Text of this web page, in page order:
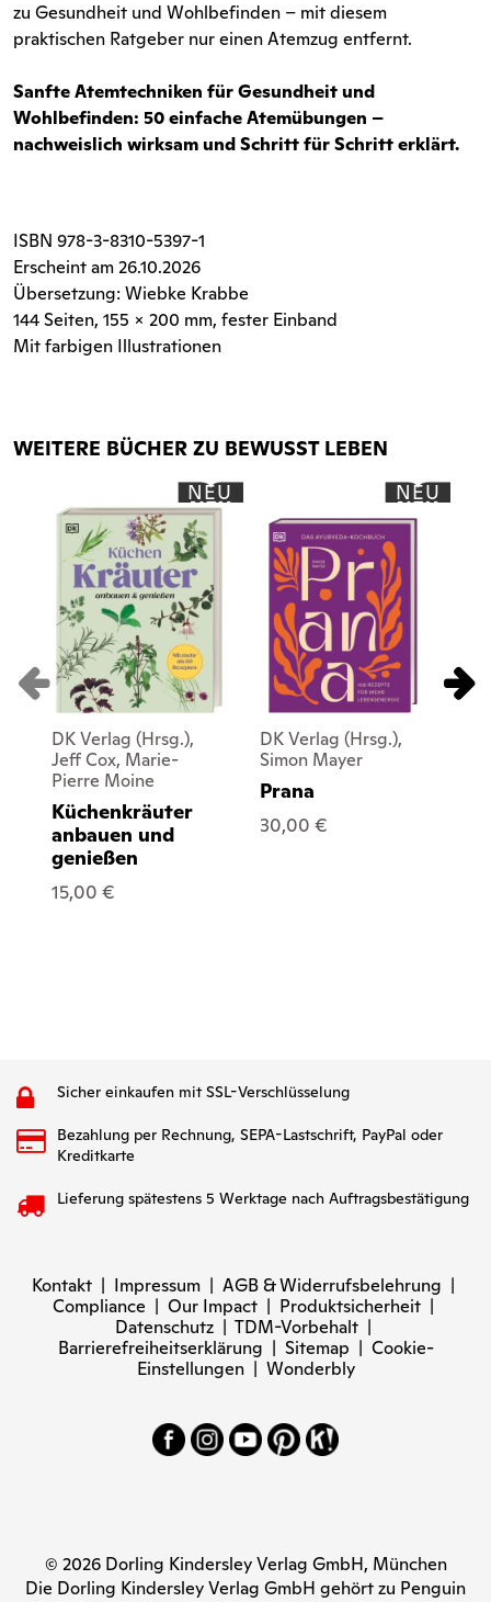
zu Gesundheit und Wohlbefinden – mit diesem
praktischen Ratgeber nur einen Atemzug entfernt.
Sanfte Atemtechniken für Gesundheit und
Wohlbefinden: 50 einfache Atemübungen –
nachweislich wirksam und Schritt für Schritt erklärt.
ISBN 978-3-8310-5397-1
Erscheint am 26.10.2026
Übersetzung: Wiebke Krabbe
144 Seiten, 155 x 200 mm, fester Einband
Mit farbigen Illustrationen
WEITERE BÜCHER ZU BEWUSST LEBEN
NEU
DK Verlag (Hrsg.),
Jeff Cox, Marie-
Pierre Moine
Küchenkräuter
anbauen und
genießen
15,00 €
NEU
DK Verlag (Hrsg.),
Simon Mayer
Prana
30,00 €
Sicher einkaufen mit SSL-Verschlüsselung
Bezahlung per Rechnung, SEPA-Lastschrift, PayPal oder
Kreditkarte
Lieferung spätestens 5 Werktage nach Auftragsbestätigung
Kontakt | Impressum | AGB & Widerrufsbelehrung |
Compliance | Our Impact | Produktsicherheit |
Datenschutz | TDM-Vorbehalt |
Barrierefreiheitserklärung | Sitemap | Cookie-
Einstellungen| Wonderbly
© 2026 Dorling Kindersley Verlag GmbH, München
Die Dorling Kindersley Verlag GmbH gehört zu Penguin